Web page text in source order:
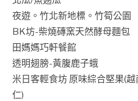
夜遊。竹北新地標。竹筍公園
BK坊-柴燒磚窯天然酵母麵包
田媽媽巧軒餐館
透明翅膀-黃腹鹿子蛾
米日客輕食坊 原味綜合堅果(
仁)